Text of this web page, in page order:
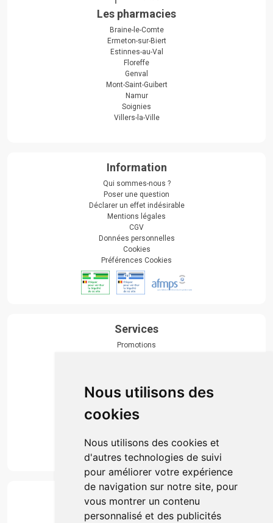
Nous utilisons des
cookies
Nous utilisons des cookies et
d'autres technologies de suivi
pour améliorer votre expérience
de navigation sur notre site, pour
vous montrer un contenu
personnalisé et des publicités
Les pharmacies
Braine-le-Comte
Ermeton-sur-Biert
Estinnes-au-Val
Floreffe
Genval
Mont-Saint-Guibert
Namur
Soignies
Villers-la-Ville
Information
Qui sommes-nous ?
Poser une question
Déclarer un effet indésirable
Mentions légales
CGV
Données personnelles
Cookies
Préférences Cookies
Services
Promotions
Actualités & conseils
Événements
Marques
Suivez-nous
Paiement
Simple, rapide et 100% sécurisé